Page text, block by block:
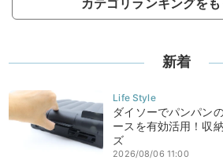
新着
ダイソーでパンパン
ースを有効活用！収
ズ
2026/08/06 11:00